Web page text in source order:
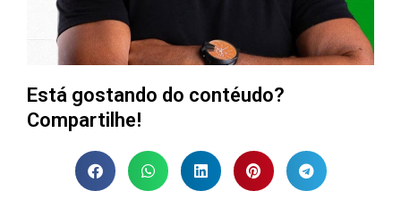
Está gostando do contéudo?
Compartilhe!